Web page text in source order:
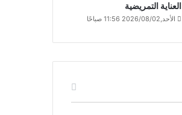
العناية التمريضية
الأحد,2026/08/02 11:56 صباحًا